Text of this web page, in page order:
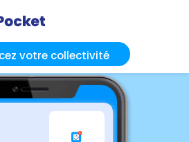
votre collectivité